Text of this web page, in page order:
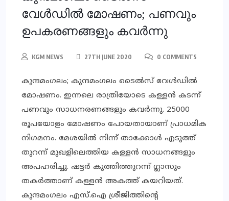
വേള്‍ഡില്‍ മോഷണം; പണവും
ഉപകരണങ്ങളും കവര്‍ന്നു
KGM NEWS 27TH JUNE 2020 0 COMMENTS
കുന്ദമംഗലം; കുന്ദമംഗലം ടൈല്‍സ് വേള്‍ഡില്‍
മോഷണം. ഇന്നലെ രാത്രിയോടെ കള്ളന്‍ കടന്ന്
പണവും സാധനരണങ്ങളും കവര്‍ന്നു. 25000
രൂപയോളം മോഷണം പോയതായാണ് പ്രാധമിക
നിഗമനം. മേശയില്‍ നിന്ന് താക്കോള്‍ എടുത്ത്
തുറന്ന് മുഖളിലെത്തിയ കള്ളന്‍ സാധനങ്ങളും
അപഹരിച്ചു. ഷട്ടര്‍ കുത്തിത്തുറന്ന് ഗ്ലാസും
തകര്‍ത്താണ് കള്ളന്‍ അകത്ത് കയറിയത്.
കുന്ദമംഗലം എസ്.ഐ ശ്രീജിത്തിന്റെ